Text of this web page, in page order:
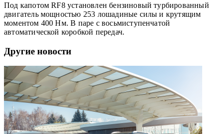
Под капотом RF8 установлен бензиновый турбированный
двигатель мощностью 253 лошадиные силы и крутящим
моментом 400 Нм. В паре с восьмиступенчатой
автоматической коробкой передач.
Другие новости